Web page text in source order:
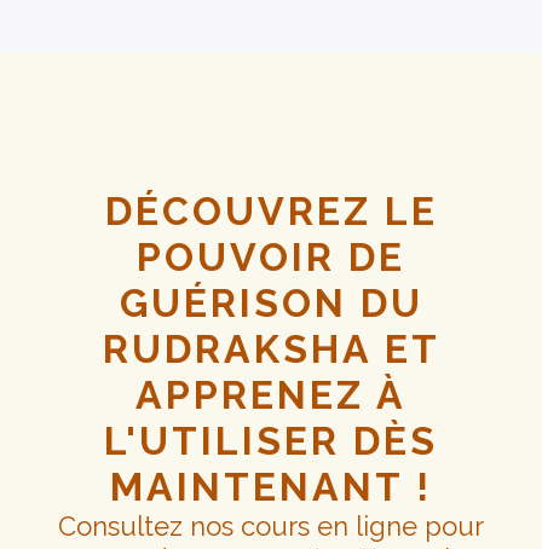
DÉCOUVREZ LE
POUVOIR DE
GUÉRISON DU
RUDRAKSHA ET
APPRENEZ À
L'UTILISER DÈS
MAINTENANT !
Consultez nos cours en ligne pour